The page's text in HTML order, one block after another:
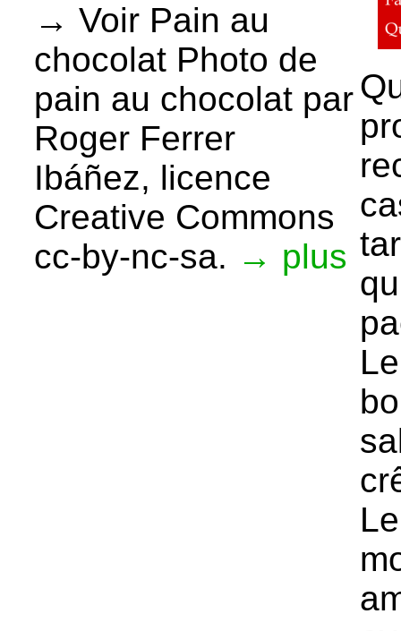
→ Voir Pain au
chocolat Photo de
pain au chocolat par
Roger Ferrer
Ibáñez, licence
Creative Commons
cc-by-nc-sa. → plus